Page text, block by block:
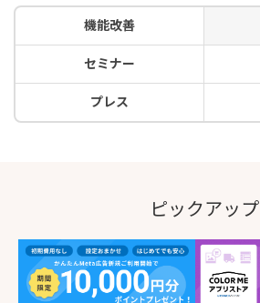
機能改善
セミナー
プレス
ピックアップ